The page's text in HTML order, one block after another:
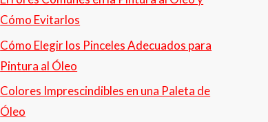
Cómo Evitarlos
Cómo Elegir los Pinceles Adecuados para
Pintura al Óleo
Colores Imprescindibles en una Paleta de
Óleo